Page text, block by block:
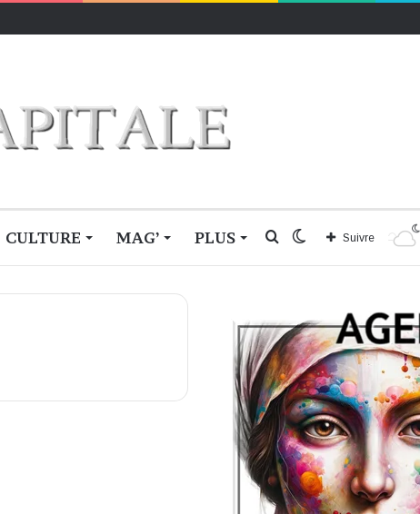
CULTURE MAG’ PLUS Suivre
Switch
Rechercher